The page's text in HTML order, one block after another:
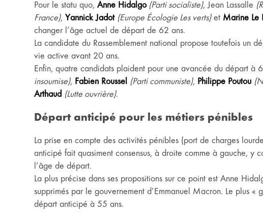
Pour le statu quo, Anne Hidalgo(Parti socialiste), Jean Lassalle
France), Yannick Jadot (Europe Écologie Les verts)et Marine Le
changer l’âge actuel de départ de 62 ans.
La candidate du Rassemblement national propose toutefois un
vie active avant 20 ans.
Enfin, quatre candidats plaident pour une avancée du départ à
insoumise), Fabien Roussel (Parti communiste), Philippe Poutou
Arthaud (Lutte ouvrière).
Départ anticipé pour les métiers pénibles
La prise en compte des activités pénibles (port de charges
anticipé fait quasiment consensus, à droite comme à gauche, y
l’âge de départ.
La plus précise dans ses propositions sur ce point est Anne
supprimés par le gouvernement d’Emmanuel Macron. Le plus «
départ anticipé à 55 ans.